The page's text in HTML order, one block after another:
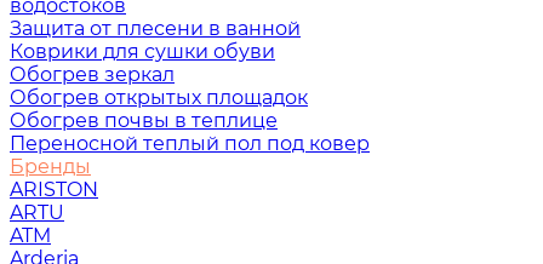
водостоков
Защита от плесени в ванной
Коврики для сушки обуви
Обогрев зеркал
Обогрев открытых площадок
Обогрев почвы в теплице
Переносной теплый пол под ковер
Бренды
ARISTON
ARTU
ATM
Arderia